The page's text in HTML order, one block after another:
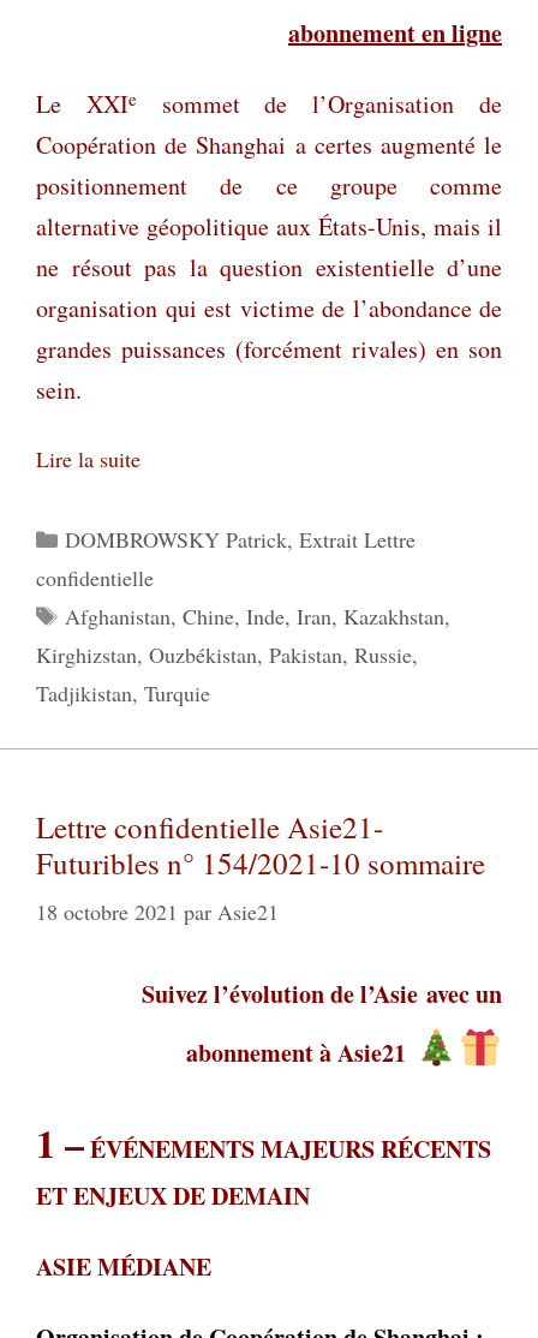
abonnement en ligne
Le XXIesommet de l’Organisation de
Coopération de Shanghai a certes augmenté le
positionnement de ce groupe comme
alternative géopolitique aux États-Unis, mais il
ne résout pas la question existentielle d’une
organisation qui est victime de l’abondance de
grandes puissances (forcément rivales) en son
sein.
Lire la suite
Catégories
DOMBROWSKY Patrick, Extrait Lettre
confidentielle
Étiquettes
Afghanistan, Chine, Inde, Iran, Kazakhstan,
Kirghizstan, Ouzbékistan, Pakistan, Russie,
Tadjikistan, Turquie
Lettre confidentielle Asie21-
Futuribles n° 154/2021-10 sommaire
18 octobre 2021 par Asie21
Suivez l’évolution de l’Asie avec un
abonnement à Asie21
1–ÉVÉNEMENTS MAJEURS RÉCENTS
ET ENJEUX DE DEMAIN
ASIE MÉDIANE